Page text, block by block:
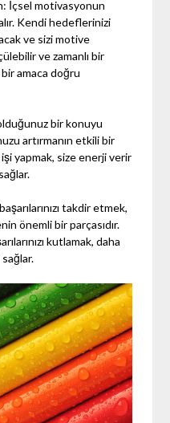
İçsel motivasyonun
Kendi hedeflerinizi
ve sizi motive
ve zamanlı bir
amaca doğru
bir konuyu
artırmanın etkili bir
yapmak, size enerji verir
takdir etmek,
önemli bir parçasıdır.
kutlamak, daha